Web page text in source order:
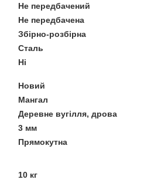
Не передбачений
Не передбачена
Збірно-розбірна
Сталь
Ні
Новий
Мангал
Деревне вугілля, дрова
3 мм
Прямокутна
10 кг